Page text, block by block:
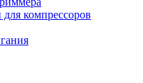
компрессоров